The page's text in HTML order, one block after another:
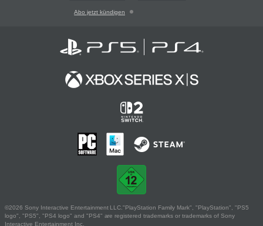
Abo jetzt kündigen
©2026 Sony Interactive Entertainment LLC."PlayStation Family Mark", "PlayStation", "PS5
logo", "PS5", "PS4 logo" and "PS4" are registered trademarks or trademarks of Sony
Interactive Entertainment Inc.